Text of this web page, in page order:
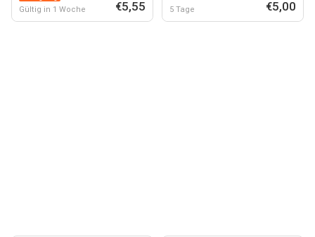
Gültig in 1 Woche €5,55 5 Tage €5,00